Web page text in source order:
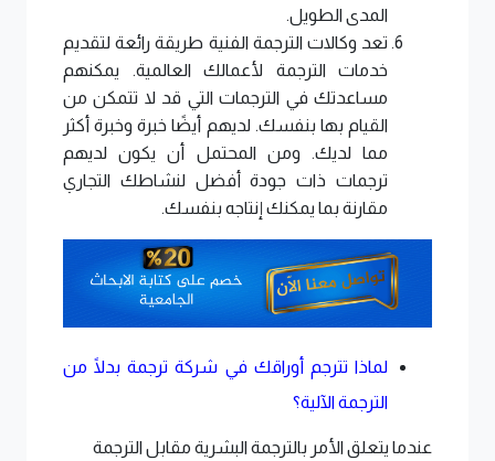
المدى الطويل.
تعد وكالات الترجمة الفنية طريقة رائعة لتقديم
خدمات الترجمة لأعمالك العالمية. يمكنهم
مساعدتك في الترجمات التي قد لا تتمكن من
القيام بها بنفسك. لديهم أيضًا خبرة وخبرة أكثر
مما لديك. ومن المحتمل أن يكون لديهم
ترجمات ذات جودة أفضل لنشاطك التجاري
مقارنة بما يمكنك إنتاجه بنفسك.
لماذا تترجم أوراقك في شركة ترجمة بدلًا من
الترجمة الآلية؟
عندما يتعلق الأمر بالترجمة البشرية مقابل الترجمة